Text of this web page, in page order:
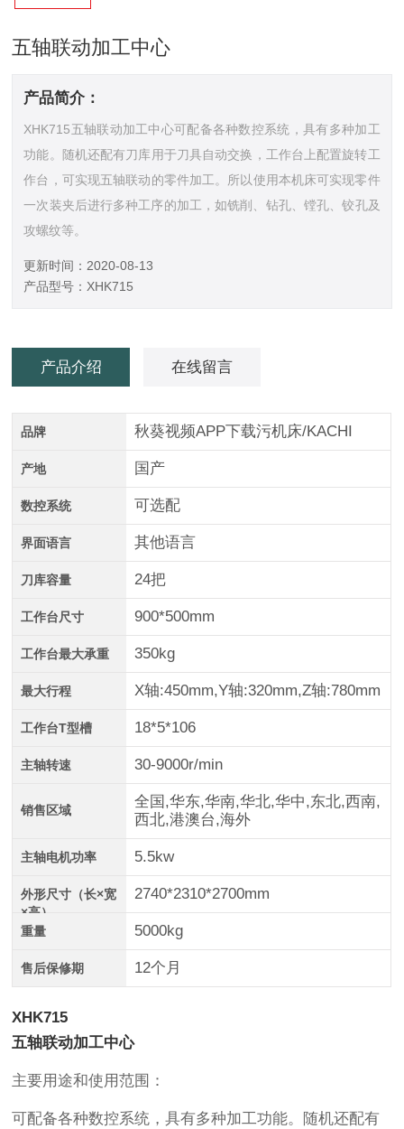
五轴联动加工中心
产品简介：
XHK715五轴联动加工中心可配备各种数控系统，具有多种加工
功能。随机还配有刀库用于刀具自动交换，工作台上配置旋转工
作台，可实现五轴联动的零件加工。所以使用本机床可实现零件
一次装夹后进行多种工序的加工，如铣削、钻孔、镗孔、铰孔及
攻螺纹等。
更新时间：2020-08-13
产品型号：XHK715
产品介绍 在线留言
品牌 秋葵视频APP下载污机床/KACHI
产地 国产
数控系统 可选配
界面语言 其他语言
刀库容量 24把
工作台尺寸 900*500mm
工作台最大承重 350kg
最大行程 X轴:450mm,Y轴:320mm,Z轴:780mm
工作台T型槽 18*5*106
主轴转速 30-9000r/min
销售区域
全国,华东,华南,华北,华中,东北,西南,
西北,港澳台,海外
主轴电机功率 5.5kw
外形尺寸（长×宽
×高）
2740*2310*2700mm
重量 5000kg
售后保修期 12个月
XHK715
五轴联动加工中心
主要用途和使用范围：
可配备各种数控系统，具有多种加工功能。随机还配有